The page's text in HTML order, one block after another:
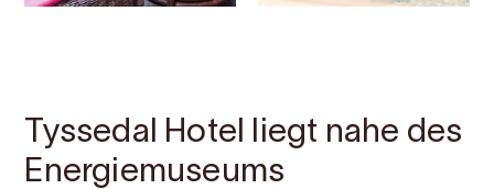
Tyssedal Hotel liegt nahe des
Energiemuseums